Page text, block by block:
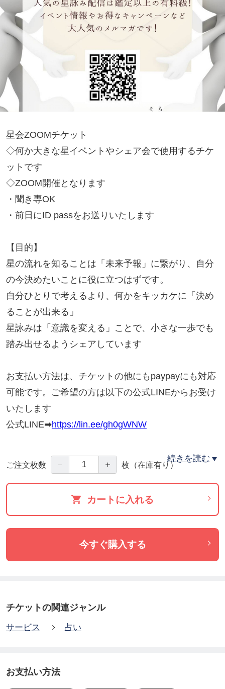
星会ZOOMチケット
◇何か大きな星イベントやシェア会で使用するチケ
ットです
◇ZOOM開催となります
・聞き専OK
・前日にID passをお送りいたします
​【目的】
星の流れを知ることは「未来予報」に繋がり、自分
の今決めたいことに役に立つはずです。
自分ひとりで考えるより、何かをキッカケに「決め
ることが出来る」
星詠みは「意識を変える」ことで、小さな一歩でも
踏み出せるようシェアしています
お支払い方法は、チケットの他にもpaypayにも対応
可能です。ご希望の方は以下の公式LINEからお受け
いたします
公式LINE➡https://lin.ee/gh0gWNW
https://tsuku2.jp/hoshinokoesora
続きを読む
ご注文枚数 － ＋ 枚 （在庫有り）
カートに入れる
今すぐ購入する
チケットの関連ジャンル
サービス 占い
お支払い方法